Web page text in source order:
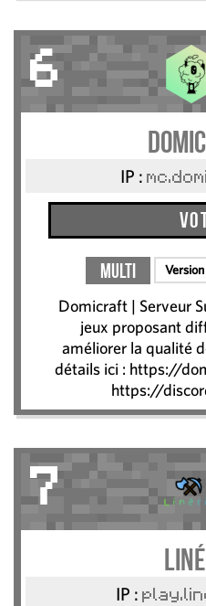
6
IP :
Multi Version
Domicraft | Serveur
jeux​ proposant
améliorer la qualité
détails ici : https://
https://
7
IP :